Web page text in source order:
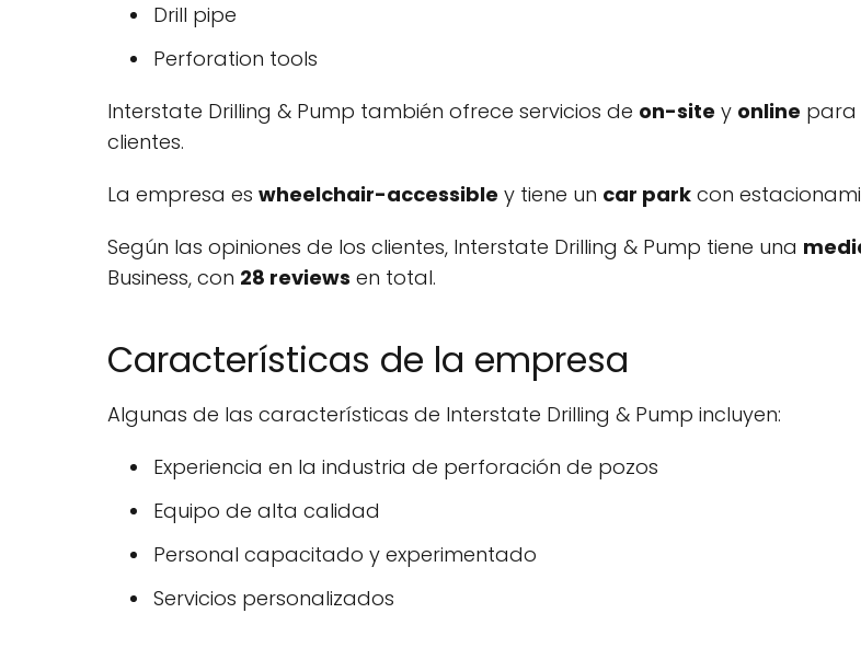
Drill pipe
Perforation tools
Interstate Drilling & Pump también ofrece servicios de on-site y online para
clientes.
La empresa es wheelchair-accessible y tiene un car park con
Según las opiniones de los clientes, Interstate Drilling & Pump tiene una
Business, con 28 reviews en total.
Características de la empresa
Algunas de las características de Interstate Drilling & Pump incluyen:
Experiencia en la industria de perforación de pozos
Equipo de alta calidad
Personal capacitado y experimentado
Servicios personalizados